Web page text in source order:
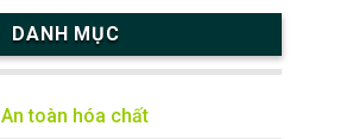
DANH MỤC
An toàn hóa chất